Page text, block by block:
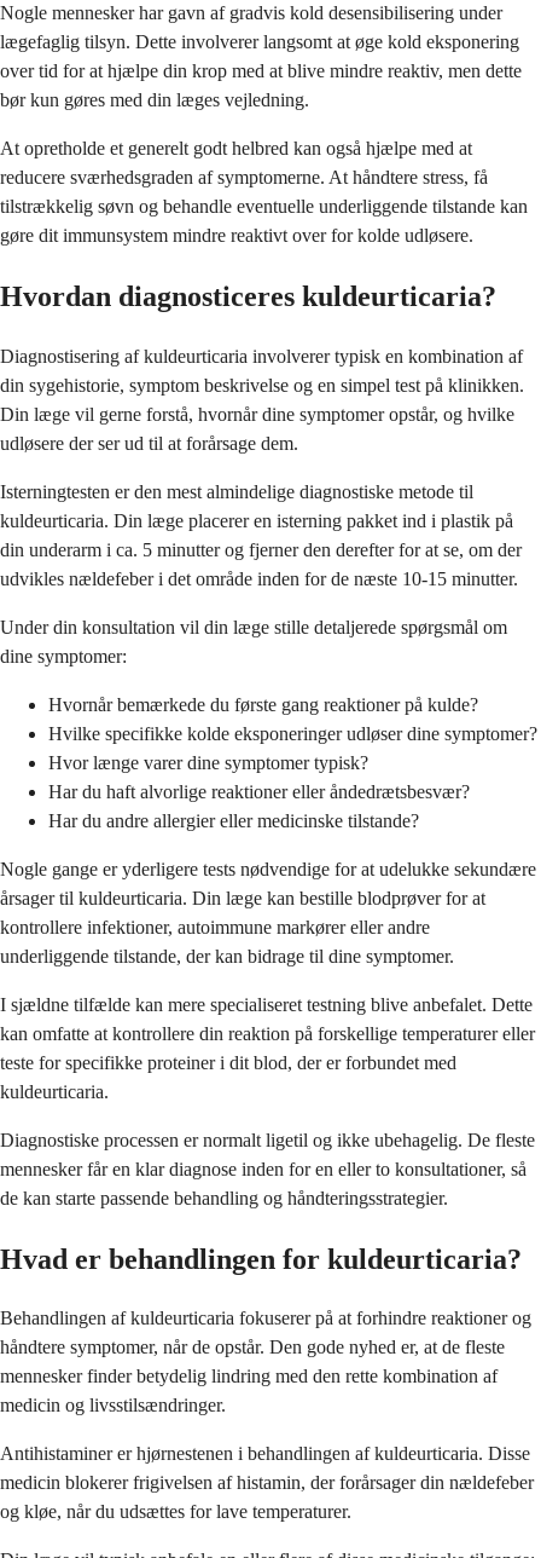
Nogle mennesker har gavn af gradvis kold desensibilisering under
lægefaglig tilsyn. Dette involverer langsomt at øge kold eksponering
over tid for at hjælpe din krop med at blive mindre reaktiv, men dette
bør kun gøres med din læges vejledning.
At opretholde et generelt godt helbred kan også hjælpe med at
reducere sværhedsgraden af symptomerne. At håndtere stress, få
tilstrækkelig søvn og behandle eventuelle underliggende tilstande kan
gøre dit immunsystem mindre reaktivt over for kolde udløsere.
Hvordan diagnosticeres kuldeurticaria?
Diagnostisering af kuldeurticaria involverer typisk en kombination af
din sygehistorie, symptom beskrivelse og en simpel test på klinikken.
Din læge vil gerne forstå, hvornår dine symptomer opstår, og hvilke
udløsere der ser ud til at forårsage dem.
Isterningtesten er den mest almindelige diagnostiske metode til
kuldeurticaria. Din læge placerer en isterning pakket ind i plastik på
din underarm i ca. 5 minutter og fjerner den derefter for at se, om der
udvikles nældefeber i det område inden for de næste 10-15 minutter.
Under din konsultation vil din læge stille detaljerede spørgsmål om
dine symptomer:
Hvornår bemærkede du første gang reaktioner på kulde?
Hvilke specifikke kolde eksponeringer udløser dine symptomer?
Hvor længe varer dine symptomer typisk?
Har du haft alvorlige reaktioner eller åndedrætsbesvær?
Har du andre allergier eller medicinske tilstande?
Nogle gange er yderligere tests nødvendige for at udelukke sekundære
årsager til kuldeurticaria. Din læge kan bestille blodprøver for at
kontrollere infektioner, autoimmune markører eller andre
underliggende tilstande, der kan bidrage til dine symptomer.
I sjældne tilfælde kan mere specialiseret testning blive anbefalet. Dette
kan omfatte at kontrollere din reaktion på forskellige temperaturer eller
teste for specifikke proteiner i dit blod, der er forbundet med
kuldeurticaria.
Diagnostiske processen er normalt ligetil og ikke ubehagelig. De fleste
mennesker får en klar diagnose inden for en eller to konsultationer, så
de kan starte passende behandling og håndteringsstrategier.
Hvad er behandlingen for kuldeurticaria?
Behandlingen af kuldeurticaria fokuserer på at forhindre reaktioner og
håndtere symptomer, når de opstår. Den gode nyhed er, at de fleste
mennesker finder betydelig lindring med den rette kombination af
medicin og livsstilsændringer.
Antihistaminer er hjørnestenen i behandlingen af kuldeurticaria. Disse
medicin blokerer frigivelsen af histamin, der forårsager din nældefeber
og kløe, når du udsættes for lave temperaturer.